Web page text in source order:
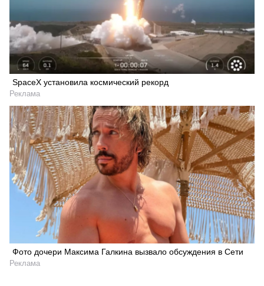
SpaceX установила космический рекорд
Реклама
Фото дочери Максима Галкина вызвало обсуждения в Сети
Реклама